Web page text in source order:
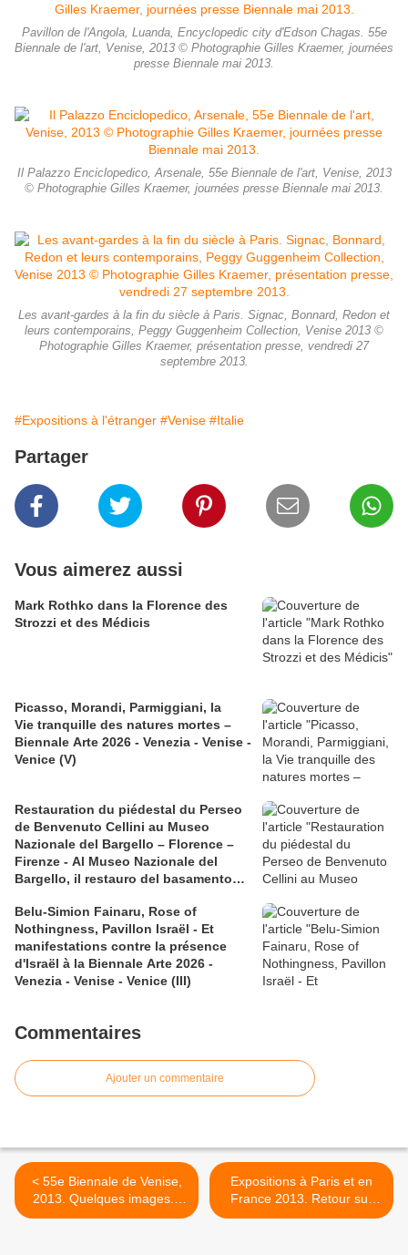
Pavillon de l'Angola, Luanda, Encyclopedic city d'Edson Chagas. 55e
Biennale de l'art, Venise, 2013 © Photographie Gilles Kraemer, journées
presse Biennale mai 2013.
Il Palazzo Enciclopedico, Arsenale, 55e Biennale de l'art, Venise, 2013
© Photographie Gilles Kraemer, journées presse Biennale mai 2013.
Les avant-gardes à la fin du siècle à Paris. Signac, Bonnard, Redon et
leurs contemporains, Peggy Guggenheim Collection, Venise 2013 ©
Photographie Gilles Kraemer, présentation presse, vendredi 27
septembre 2013.
#Expositions à l'étranger #Venise #Italie
Partager
Vous aimerez aussi
​​​​​​​Mark Rothko dans la Florence des
Strozzi et des Médicis
Picasso, Morandi, Parmiggiani, la
Vie tranquille des natures mortes –
Biennale Arte 2026 - Venezia - Venise -
Venice (V)
Restauration du piédestal du Perseo
de Benvenuto Cellini au Museo
Nazionale del Bargello – Florence –
Firenze - Al Museo Nazionale del
Bargello, il restauro del basamento
Belu-Simion Fainaru, Rose of
Nothingness, Pavillon Israël - Et
manifestations contre la présence
d'Israël à la Biennale Arte 2026 -
Venezia - Venise - Venice (III)
Commentaires
Ajouter un commentaire
< 55e Biennale de Venise,
2013. Quelques images...
Retour en arrière
Expositions à Paris et en
France 2013. Retour sur
l'année écoulée >